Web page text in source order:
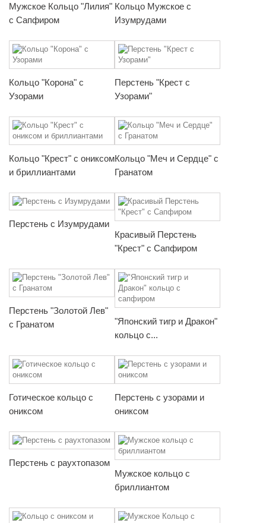
Мужское Кольцо "Лилия"
с Сапфиром
Кольцо Мужское с
Изумрудами
Кольцо "Корона" с
Узорами
Перстень "Крест с
Узорами"
Кольцо "Крест" с ониксом
и бриллиантами
Кольцо "Меч и Сердце" с
Гранатом
Перстень с Изумрудами
Красивый Перстень
"Крест" с Сапфиром
Перстень "Золотой Лев"
с Гранатом
"Японский тигр и Дракон"
кольцо с...
Готическое кольцо с
ониксом
Перстень с узорами и
ониксом
Перстень с раухтопазом
Мужское кольцо с
бриллиантом